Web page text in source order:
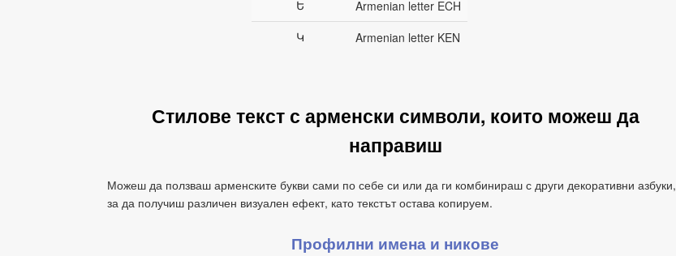
Ե
Armenian letter ECH
Կ
Armenian letter KEN
Стилове текст с арменски символи, които можеш да
направиш
Можеш да ползваш арменските букви сами по себе си или да ги комбинираш с други декоративни азбуки,
за да получиш различен визуален ефект, като текстът остава копируем.
Профилни имена и никове